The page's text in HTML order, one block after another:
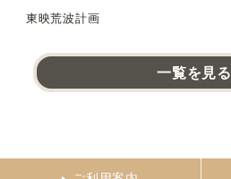
東映荒波計画
一覧を見る